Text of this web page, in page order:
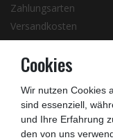
Zahlungsarten
Versandkosten
Batterieentsorgung
Infos zu Elektro- und
Kontakt
Cookies
Wir nutzen Cookies
sind essenziell,
und Ihre Erfahrung
den von uns